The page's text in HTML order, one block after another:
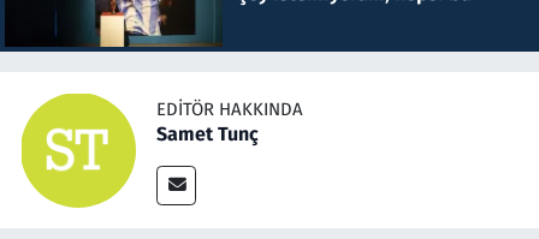
EDITÖR HAKKINDA
Samet Tunç